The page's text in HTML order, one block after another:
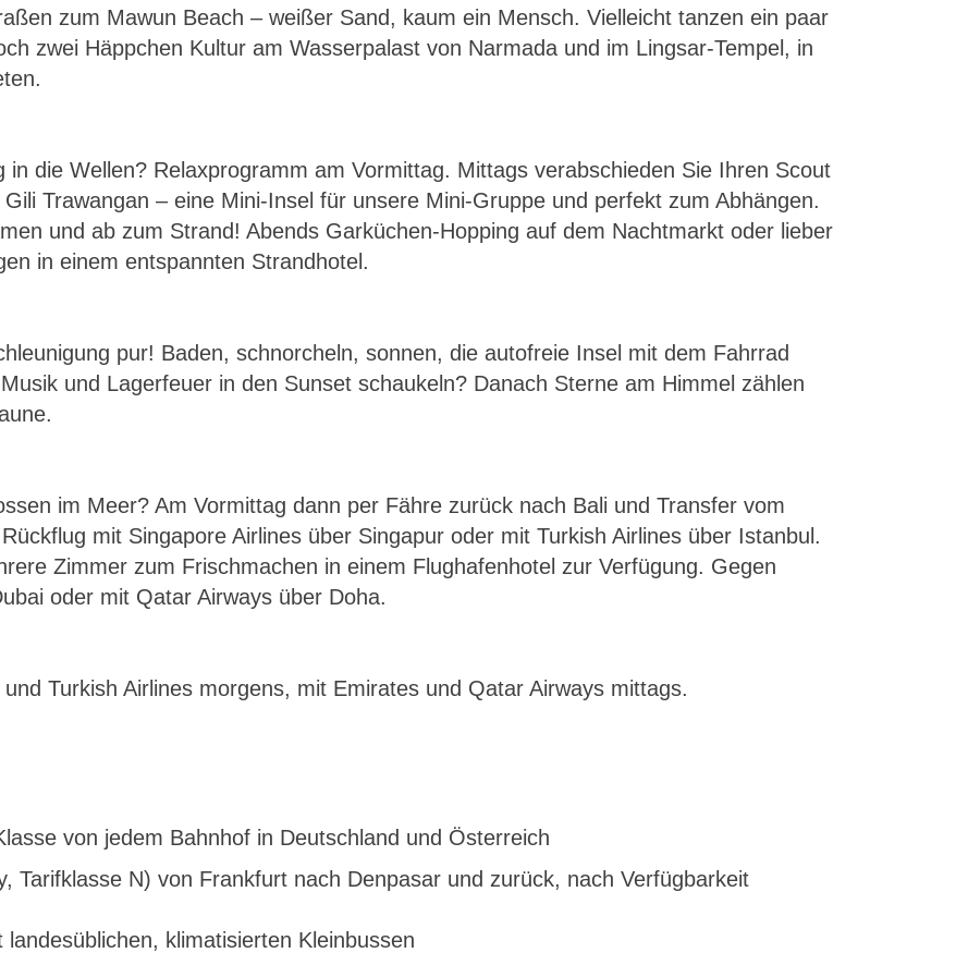
zum Mawun Beach – weißer Sand, kaum ein Mensch. Vielleicht tanzen ein paar
zwei Häppchen Kultur am Wasserpalast von Narmada und im Lingsar-Tempel, in
die Wellen? Relaxprogramm am Vormittag. Mittags verabschieden Sie Ihren Scout
Trawangan – eine Mini-Insel für unsere Mini-Gruppe und perfekt zum Abhängen.
und ab zum Strand! Abends Garküchen-Hopping auf dem Nachtmarkt oder lieber
in einem entspannten Strandhotel.
pur! Baden, schnorcheln, sonnen, die autofreie Insel mit dem Fahrrad
und Lagerfeuer in den Sunset schaukeln? Danach Sterne am Himmel zählen
im Meer? Am Vormittag dann per Fähre zurück nach Bali und Transfer vom
mit Singapore Airlines über Singapur oder mit Turkish Airlines über Istanbul.
Zimmer zum Frischmachen in einem Flughafenhotel zur Verfügung. Gegen
oder mit Qatar Airways über Doha.
Turkish Airlines morgens, mit Emirates und Qatar Airways mittags.
von jedem Bahnhof in Deutschland und Österreich
Tarifklasse N) von Frankfurt nach Denpasar und zurück, nach Verfügbarkeit
klimatisierten Kleinbussen